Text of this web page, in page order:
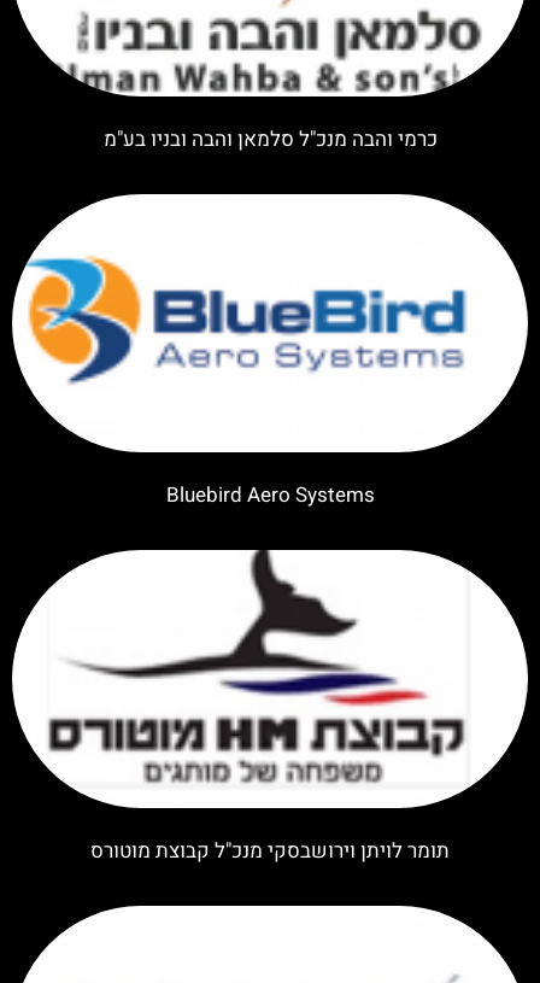
כרמי והבה מנכ"ל סלמאן והבה ובניו בע"מ
Bluebird Aero Systems
תומר לויתן וירושבסקי מנכ"ל קבוצת מוטורס